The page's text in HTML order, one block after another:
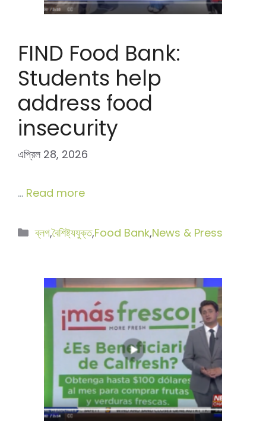
FIND Food Bank:
Students help
address food
insecurity
এপ্রিল 28, 2026
… Read more
বিভাগ
ব্লগ,বৈশিষ্ট্যযুক্ত,Food Bank,News & Press